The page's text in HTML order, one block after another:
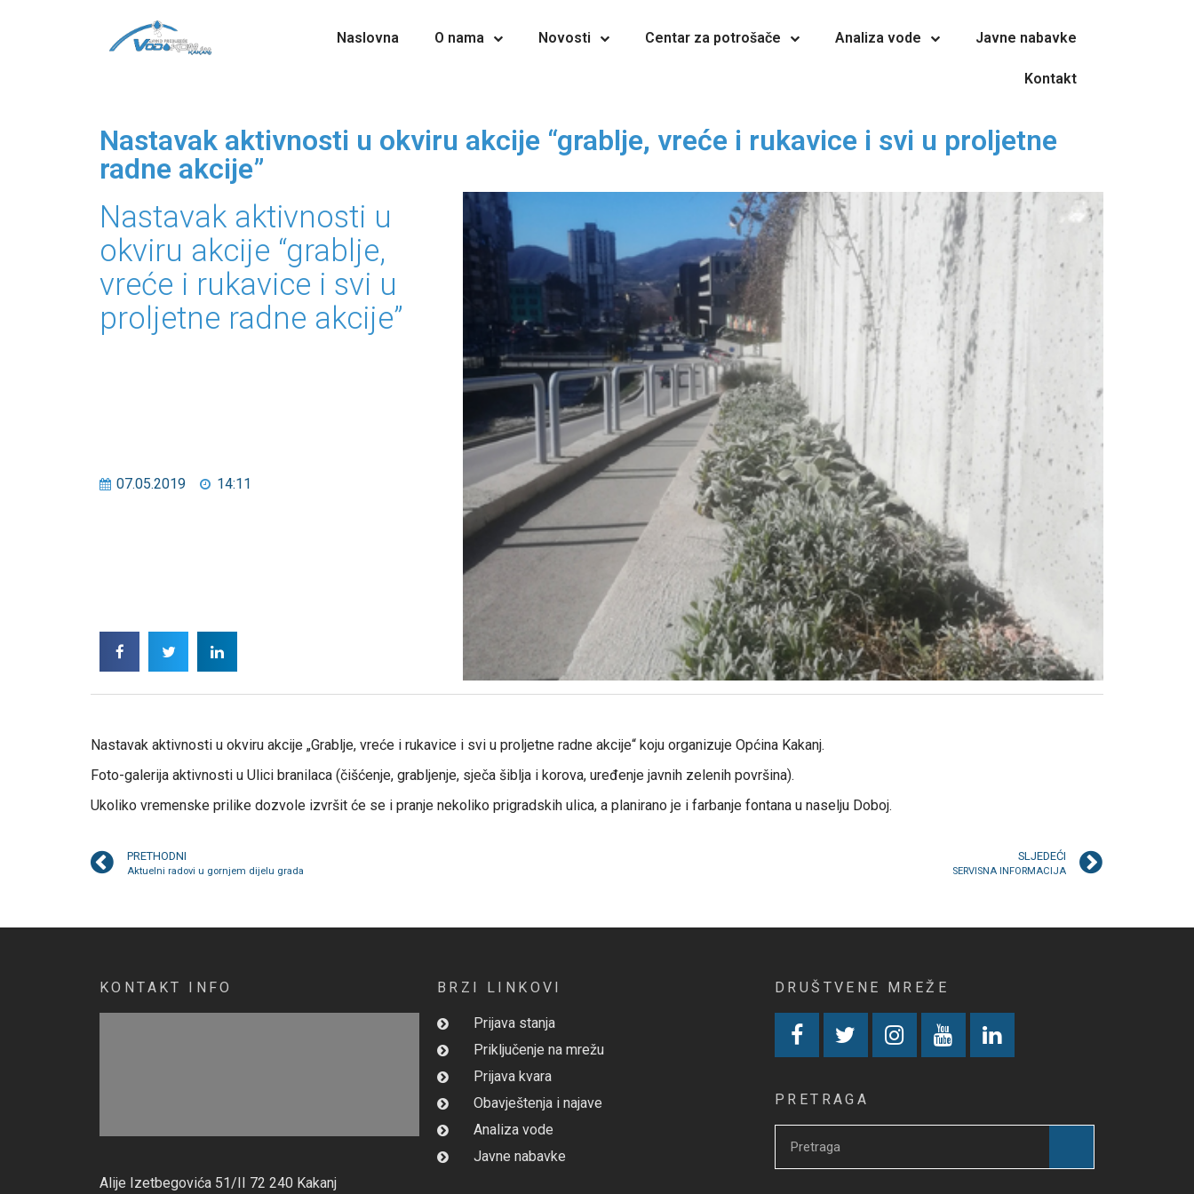
Naslovna O nama Novosti Centar za potrošače Analiza vode Javne nabavke
Kontakt
Nastavak aktivnosti u okviru akcije “grablje, vreće i rukavice i svi u proljetne
radne akcije”
Nastavak aktivnosti u
okviru akcije “grablje,
vreće i rukavice i svi u
proljetne radne akcije”
07.05.2019 14:11
Nastavak aktivnosti u okviru akcije „Grablje, vreće i rukavice i svi u proljetne radne akcije“ koju organizuje Općina Kakanj.
Foto-galerija aktivnosti u Ulici branilaca (čišćenje, grabljenje, sječa šiblja i korova, uređenje javnih zelenih površina).
Ukoliko vremenske prilike dozvole izvršit će se i pranje nekoliko prigradskih ulica, a planirano je i farbanje fontana u naselju Doboj.
PRETHODNI
Aktuelni radovi u gornjem dijelu grada
SLJEDEĆI
SERVISNA INFORMACIJA
KONTAKT INFO
Alije Izetbegovića 51/II 72 240 Kakanj
BRZI LINKOVI
Prijava stanja
Priključenje na mrežu
Prijava kvara
Obavještenja i najave
Analiza vode
Javne nabavke
DRUŠTVENE MREŽE
PRETRAGA